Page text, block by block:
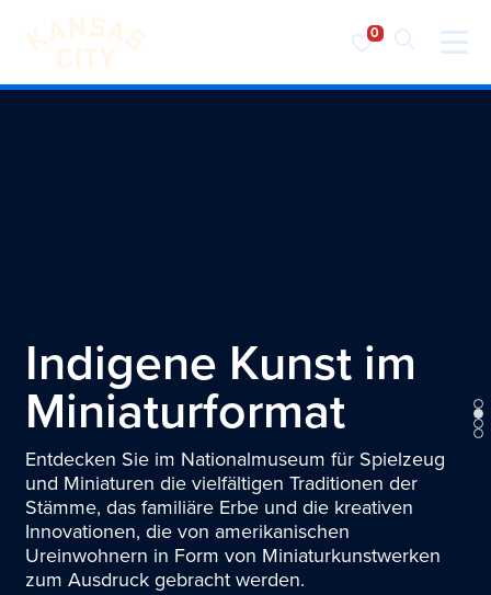
Besuchen Sie KC
Indigene Kunst im
Miniaturformat
Entdecken Sie im Nationalmuseum für Spielzeug
und Miniaturen die vielfältigen Traditionen der
Stämme, das familiäre Erbe und die kreativen
Innovationen, die von amerikanischen
Ureinwohnern in Form von Miniaturkunstwerken
zum Ausdruck gebracht werden.